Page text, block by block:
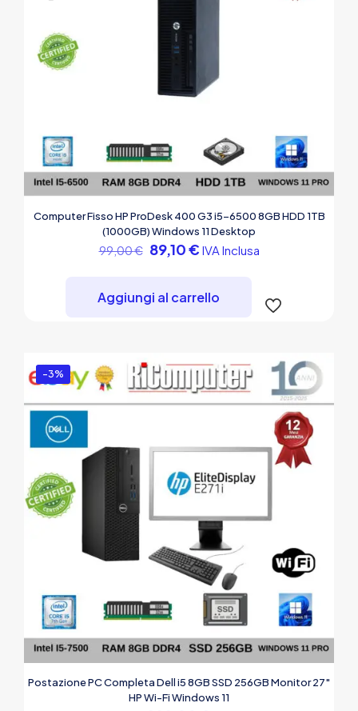
Computer Fisso HP ProDesk 400 G3 i5-6500 8GB HDD 1TB
(1000GB) Windows 11 Desktop
99,00€ Il
prezzo
era:
99,00 €.
89,10€Il
è:
IVA Inclusa
Aggiungi al carrello
-3%
Postazione PC Completa Dell i5 8GB SSD 256GB Monitor 27″
HP Wi-Fi Windows 11